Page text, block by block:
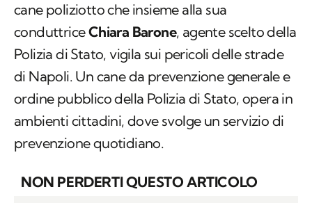
cane poliziotto che insieme alla sua
conduttriceChiara Barone, agente scelto della
Polizia di Stato, vigila sui pericoli delle strade
di Napoli. Un cane da prevenzione generale e
ordine pubblico della Polizia di Stato, opera in
ambienti cittadini, dove svolge un servizio di
prevenzione quotidiano.
NON PERDERTI QUESTO ARTICOLO